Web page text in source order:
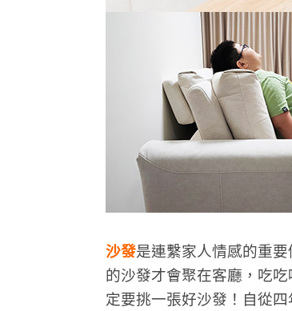
沙發是連繫家人情感的重
的沙發才會聚在客廳，吃
定要挑一張好沙發！自從